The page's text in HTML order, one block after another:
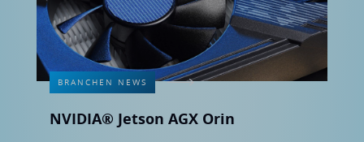
BRANCHEN NEWS
NVIDIA® Jetson AGX Orin